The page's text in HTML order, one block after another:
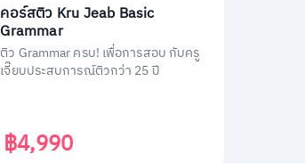
คอร์สติว Kru Jeab Basic
Grammar
ติว Grammar ครบ! เพื่อการสอบ กับครู
เจี๊ยบประสบการณ์ติวกว่า 25 ปี
฿4,990